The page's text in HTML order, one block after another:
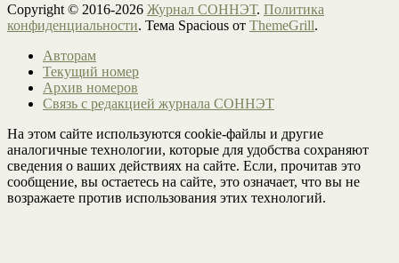
Copyright © 2016-2026 Журнал СОННЭТ. Политика
конфиденциальности. Тема Spacious от ThemeGrill.
Авторам
Текущий номер
Архив номеров
Связь с редакцией журнала СОННЭТ
На этом сайте используются cookie-файлы и другие
аналогичные технологии, которые для удобства сохраняют
сведения о ваших действиях на сайте. Если, прочитав это
сообщение, вы остаетесь на сайте, это означает, что вы не
возражаете против использования этих технологий.